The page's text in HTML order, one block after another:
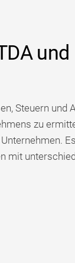
und
Steuern und
zu
mit